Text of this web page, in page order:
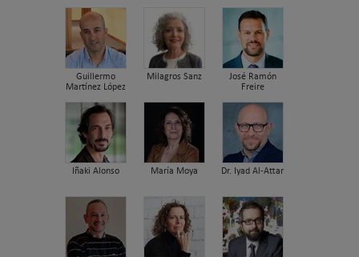
Guillermo
Martínez López
Milagros Sanz
José Ramón
Freire
Iñaki Alonso María Moya Dr. Iyad Al-Attar